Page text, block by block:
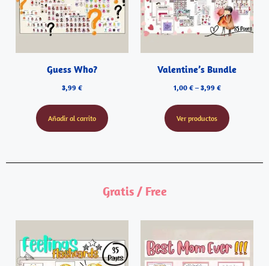
Guess Who?
3,99 €
Añadir al carrito
Valentine’s Bundle
1,00 €– 3,99 €
Ver productos
Gratis / Free